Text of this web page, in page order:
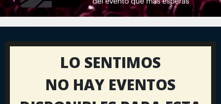
LO SENTIMOS
NO HAY EVENTOS